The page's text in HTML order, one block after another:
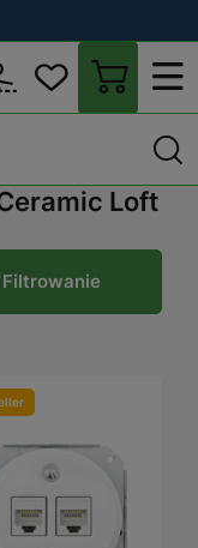
Ceramic
Loft
Filtrowanie